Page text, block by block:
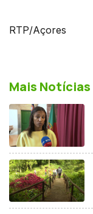
RTP/Açores
Mais Notícias